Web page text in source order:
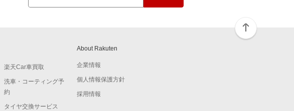
楽天Car車買取
洗車・コーティング予
約
タイヤ交換サービス
About Rakuten
企業情報
個人情報保護方針
採用情報